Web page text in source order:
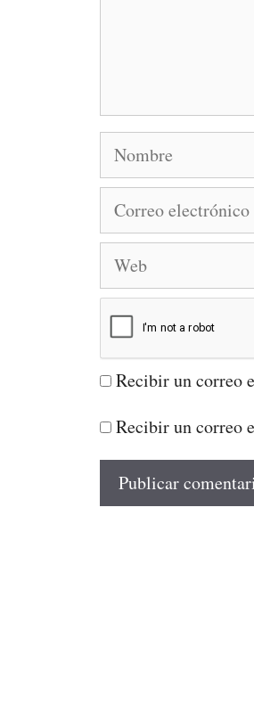
Nombre
Correo
Web
Recibir un correo
Recibir un correo